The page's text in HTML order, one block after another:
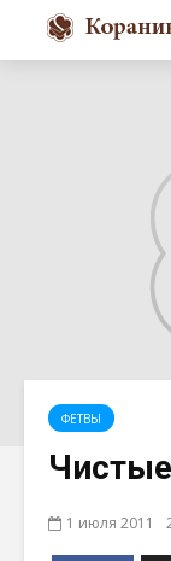
ФЕТВЫ
1 июля 2011